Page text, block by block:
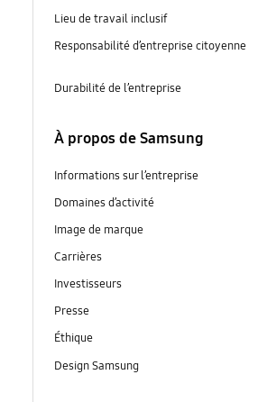
Lieu de travail inclusif
Responsabilité d’entreprise citoyenne
Durabilité de l’entreprise
À propos de Samsung
Informations sur l’entreprise
Domaines d’activité
Image de marque
Carrières
Investisseurs
Presse
Éthique
Design Samsung